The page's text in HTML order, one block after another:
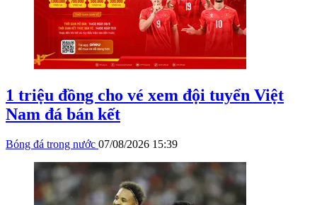
1 triệu đồng cho vé xem đội tuyển Việt
Nam đá bán kết
Bóng đá trong nước 07/08/2026 15:39